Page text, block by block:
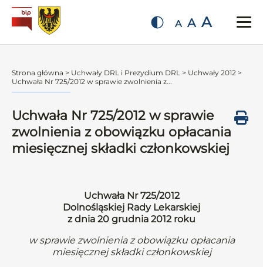
A A A
Strona główna > Uchwały DRL i Prezydium DRL > Uchwały 2012 >
Uchwała Nr 725/2012 w sprawie zwolnienia z...
Uchwała Nr 725/2012 w sprawie
zwolnienia z obowiązku opłacania
miesięcznej składki członkowskiej
Uchwała Nr 725/2012
Dolnośląskiej Rady Lekarskiej
z dnia 20 grudnia 2012 roku
w sprawie zwolnienia z obowiązku opłacania
miesięcznej składki członkowskiej